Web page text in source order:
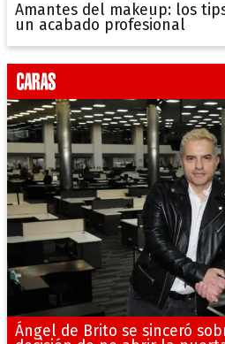
Amantes del makeup: los
un acabado profesional
Ángel de Brito se sinceró